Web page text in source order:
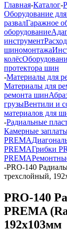
Главная-Каталог-
Оборудование
развалГаражное
оборудование
инструмент
шиномонтажа
колёс
протектора шин
-Материалы для
Материалы для
ремонта шин
грузыВентили и
материалов для
-Радиальные
Камерные
PREMA
PREMAГрибки
PREMA
-PRO-140
трехслойный,
PRO-140
PREMA
192х103мм